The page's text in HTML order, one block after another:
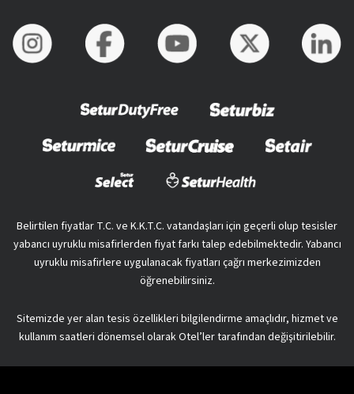
Belirtilen fiyatlar T.C. ve K.K.T.C. vatandaşları için geçerli olup tesisler
yabancı uyruklu misafirlerden fiyat farkı talep edebilmektedir. Yabancı
uyruklu misafirlere uygulanacak fiyatları çağrı merkezimizden
öğrenebilirsiniz.
Sitemizde yer alan tesis özellikleri bilgilendirme amaçlıdır, hizmet ve
kullanım saatleri dönemsel olarak Otel’ler tarafından değişitirilebilir.